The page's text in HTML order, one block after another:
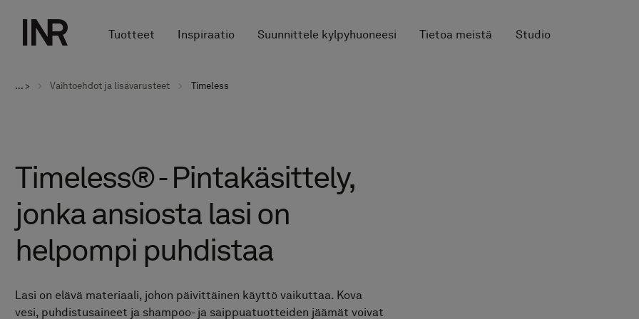
Tuotteet Inspiraatio Suunnittele kylpyhuoneesi Tietoa meistä Studio
... > Vaihtoehdot ja lisävarusteet Timeless
Timeless® - Pintakäsittely,
jonka ansiosta lasi on
helpompi puhdistaa
Lasi on elävä materiaali, johon päivittäinen käyttö vaikuttaa. Kova
vesi, puhdistusaineet ja shampoo- ja saippuatuotteiden jäämät voivat